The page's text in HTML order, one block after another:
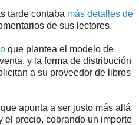
tarde contaba más detalles de
de sus lectores.
que plantea el modelo de
y la forma de distribución
a su proveedor de libros
apunta a ser justo más allá
el precio, cobrando un importe